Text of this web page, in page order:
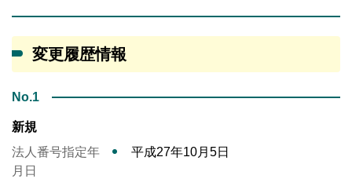
変更履歴情報
No.1
新規
法人番号指定年
月日
平成27年10月5日